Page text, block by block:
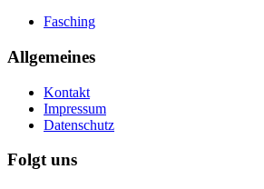
Fasching
Allgemeines
Kontakt
Impressum
Datenschutz
Folgt uns